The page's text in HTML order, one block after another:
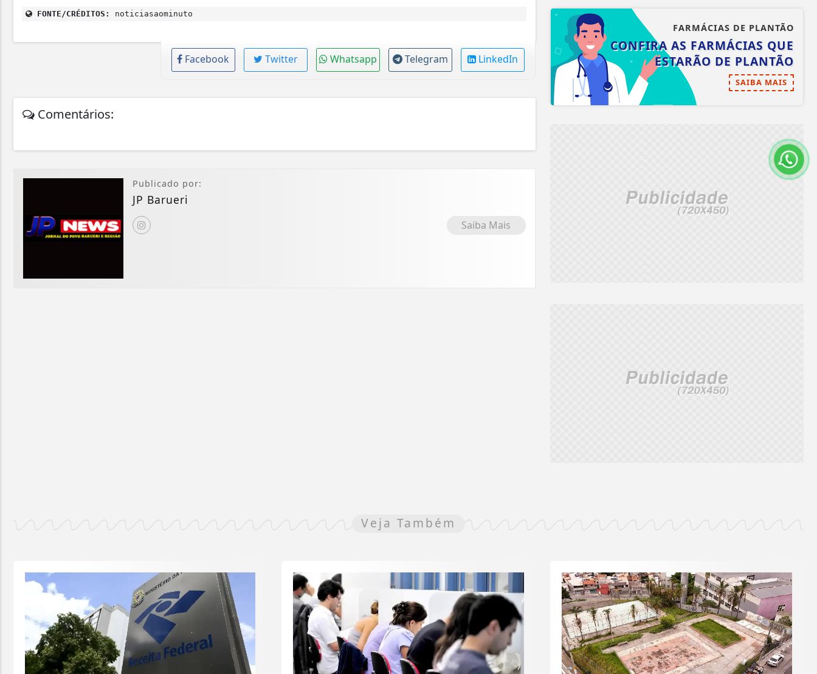
FONTE/CRÉDITOS: noticiasaominuto
Facebook Twitter Whatsapp Telegram LinkedIn
Comentários:
Publicado por:
JP Barueri
Saiba Mais
FARMÁCIAS DE PLANTÃO
CONFIRA AS FARMÁCIAS QUE
ESTARÃO DE PLANTÃO
SAIBA MAIS
Veja Também